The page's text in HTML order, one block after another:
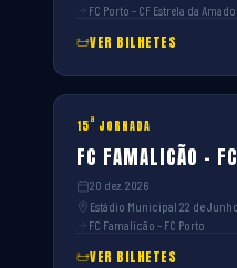
FC Porto – CF Estrela da
VER BILHETES
15ª JORNADA
FC FAMALICÃO –
20 dez. 2026
Estádio Municipal 22 de
FC Famalicão – FC Porto
VER BILHETES